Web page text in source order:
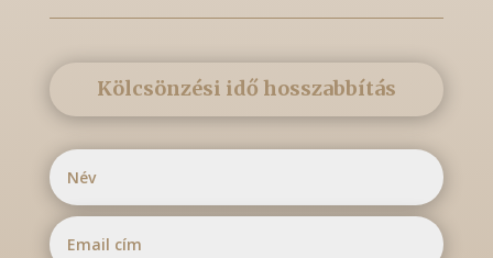
Kölcsönzési idő hosszabbítás